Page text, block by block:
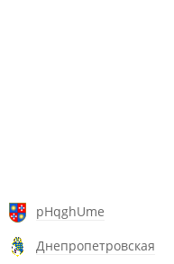
pHqghUme
Днепропетровская